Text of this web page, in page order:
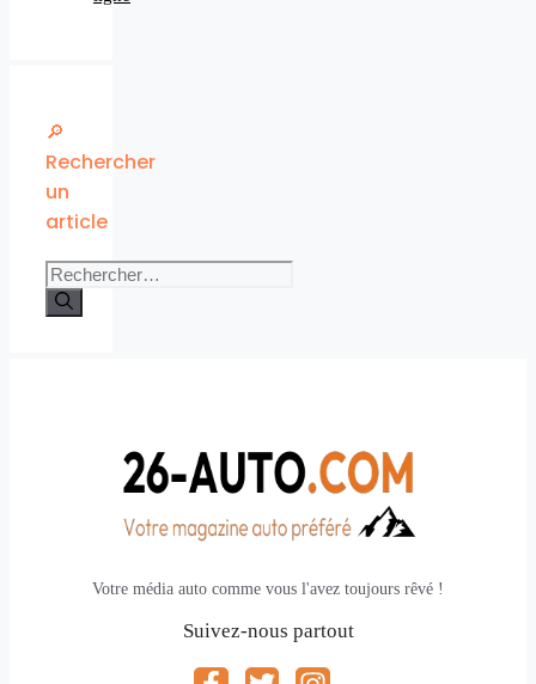
🔎
Rechercher
un
article
Rechercher :
Votre média auto comme vous l'avez toujours rêvé !
Suivez-nous partout